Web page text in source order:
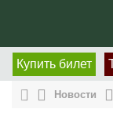
Купить билет
Новости